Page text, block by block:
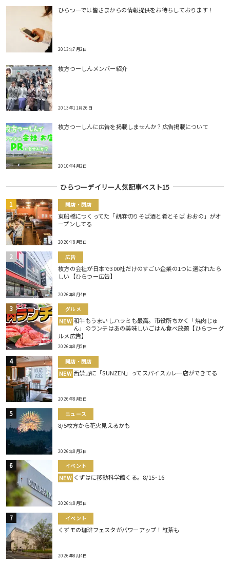
ひらつーでは皆さまからの情報提供をお待ちしております！
2013年7月2日
枚方つーしんメンバー紹介
2013年11月26日
枚方つーしんに広告を掲載しませんか？広告掲載について
2010年4月2日
ひらつーデイリー人気記事ベスト15
開店・閉店
東船橋につくってた「胡麻切りそば酒と肴とそば おおの」がオ
ープンしてる
2026年8月5日
広告
枚方の会社が日本で300社だけのすごい企業の1つに選ばれたら
しい【ひらつー広告】
2026年8月4日
グルメ
NEW 和牛もうまいしハラミも最高。市役所ちかく「焼肉じゅ
ん」のランチはあの美味しいごはん食べ放題【ひらつーグ
ルメ広告】
2026年8月5日
開店・閉店
NEW 西禁野に「SUNZEN」ってスパイスカレー店ができてる
2026年8月5日
ニュース
8/5枚方から花火見えるかも
2026年8月2日
イベント
NEW くずはに移動科学館くる。8/15･16
2026年8月5日
イベント
くずモの珈琲フェスタがパワーアップ！紅茶も
2026年8月4日